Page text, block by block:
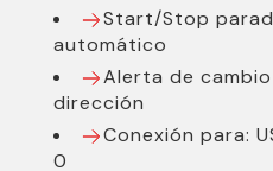
Start/Stop
automático
Alerta de
dirección
Conexión para:
0